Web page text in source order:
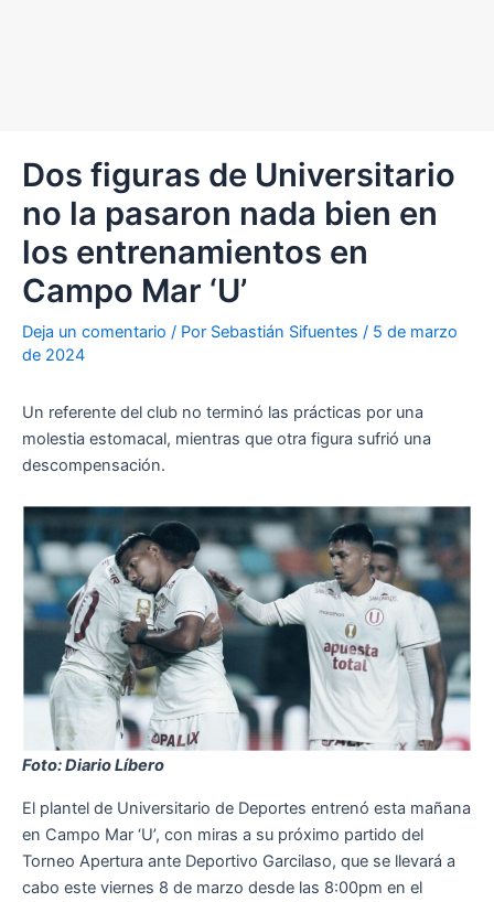
Dos figuras de Universitario
no la pasaron nada bien en
los entrenamientos en
Campo Mar ‘U’
Deja un comentario / Por Sebastián Sifuentes / 5 de marzo
de 2024
Un referente del club no terminó las prácticas por una
molestia estomacal, mientras que otra figura sufrió una
descompensación.
Foto: Diario Líbero
El plantel de Universitario de Deportes entrenó esta mañana
en Campo Mar ‘U’, con miras a su próximo partido del
Torneo Apertura ante Deportivo Garcilaso, que se llevará a
cabo este viernes 8 de marzo desde las 8:00pm en el